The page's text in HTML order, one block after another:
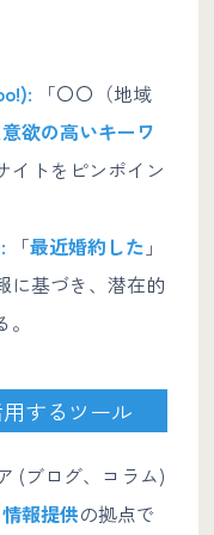
「〇〇（地域
欲の高いキーワ
イトをピンポイン
「最近婚約した 」
に基づき、潜在的
するツール
(ブログ、コラム)
情報提供の拠点で